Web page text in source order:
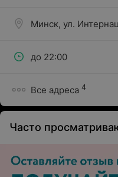
Минск, ул.
до 22:00
Все адреса 4
Часто